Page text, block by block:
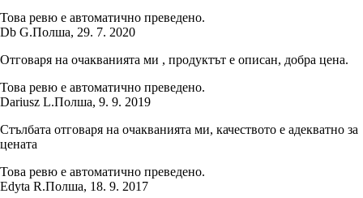
Това ревю е автоматично преведено.
Db G.Полша, 29. 7. 2020
Отговаря на очакванията ми , продуктът е описан, добра цена.
Това ревю е автоматично преведено.
Dariusz L.Полша, 9. 9. 2019
Стълбата отговаря на очакванията ми, качеството е адекватно за
цената
Това ревю е автоматично преведено.
Edyta R.Полша, 18. 9. 2017